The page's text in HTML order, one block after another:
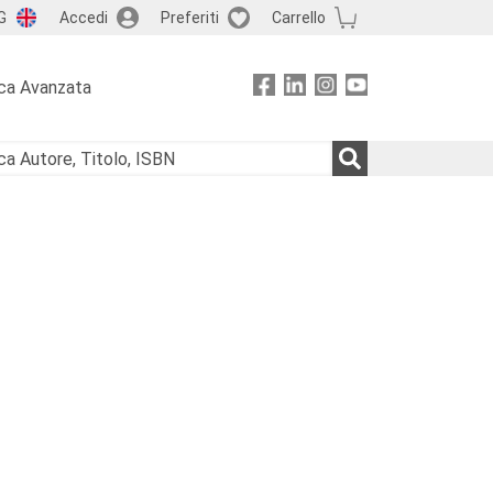
Accedi Preferiti Carrello
Avanzata